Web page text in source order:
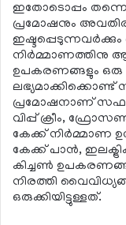
ഇതോടൊപ്പം
പ്രമോഷനും
നിര്‍മ്മാണത്തിനു
ഉപകരണങ്ങളും ഒരു
ലഭ്യമാക്കിക്കൊണ്ട്
പ്രമോഷനാണ്
വിപ്പ് ക്രീം,
കേക്ക് നിര്‍മ്മാണ
കേക്ക് പാന്‍,
കിച്ചണ്‍
നിരത്തി
ഒരുക്കിയിട്ടുള്ളത്.